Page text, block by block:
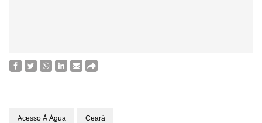
Acesso À Água Ceará